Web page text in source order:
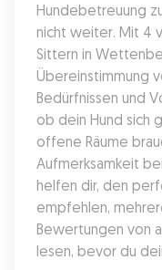
Hundebetreuung
nicht weiter. Mit 4
Sittern in
Übereinstimmung
Bedürfnissen und
ob dein Hund sich
offene Räume
Aufmerksamkeit
helfen dir, den
empfehlen,
Bewertungen von
lesen, bevor du